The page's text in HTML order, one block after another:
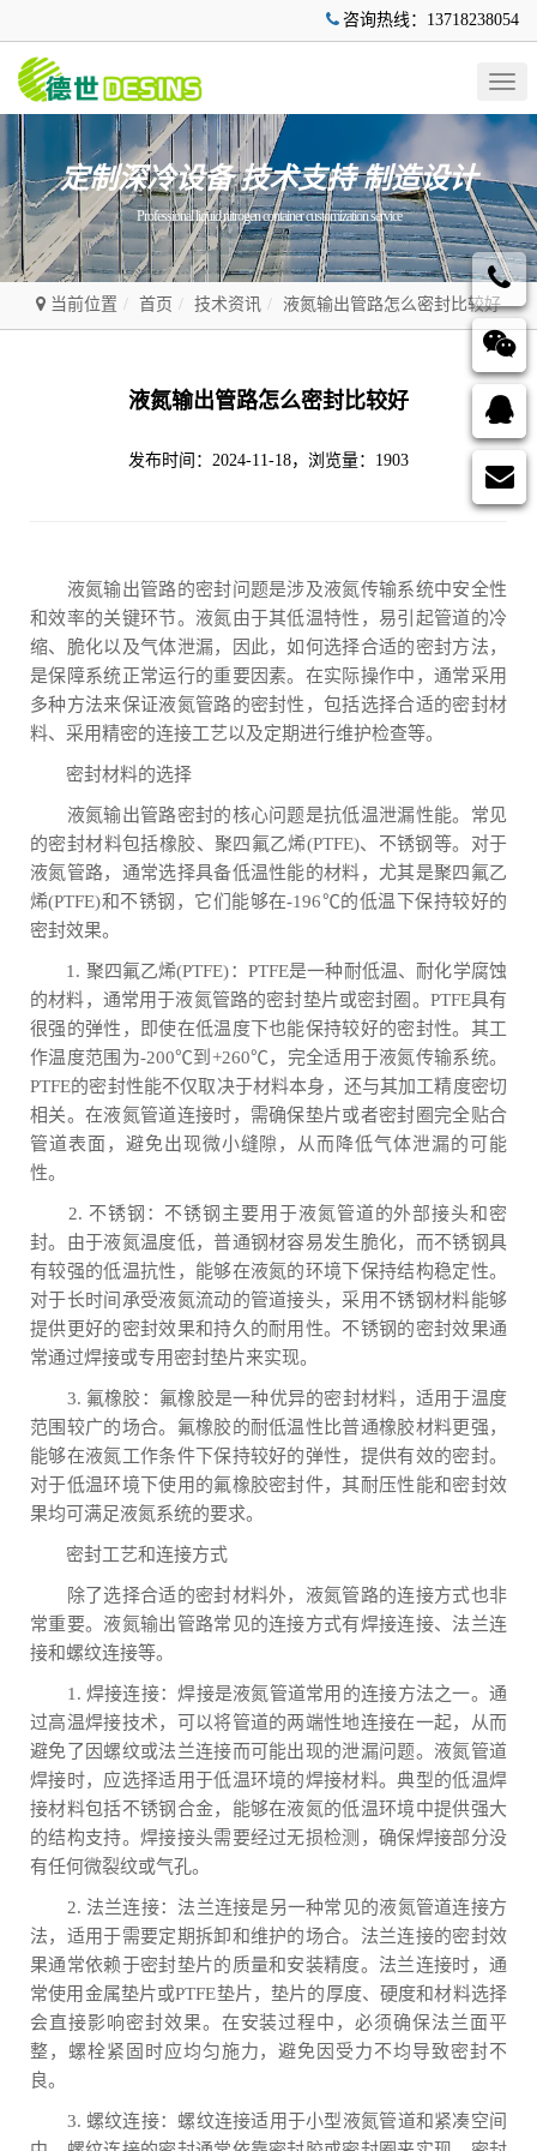
咨询热线：13718238054
定制深冷设备 技术支持 制造设计
Professional liquid nitrogen container customization service
当前位置 首页 技术资讯 液氮输出管路怎么密封比较好
液氮输出管路怎么密封比较好
发布时间：2024-11-18，浏览量：1903
液氮输出管路的密封问题是涉及液氮传输系统中安全性
和效率的关键环节。液氮由于其低温特性，易引起管道的冷
缩、脆化以及气体泄漏，因此，如何选择合适的密封方法，
是保障系统正常运行的重要因素。在实际操作中，通常采用
多种方法来保证液氮管路的密封性，包括选择合适的密封材
料、采用精密的连接工艺以及定期进行维护检查等。
密封材料的选择
液氮输出管路密封的核心问题是抗低温泄漏性能。常见
的密封材料包括橡胶、聚四氟乙烯(PTFE)、不锈钢等。对于
液氮管路，通常选择具备低温性能的材料，尤其是聚四氟乙
烯(PTFE)和不锈钢，它们能够在-196℃的低温下保持较好的
密封效果。
1. 聚四氟乙烯(PTFE)：PTFE是一种耐低温、耐化学腐蚀
的材料，通常用于液氮管路的密封垫片或密封圈。PTFE具有
很强的弹性，即使在低温度下也能保持较好的密封性。其工
作温度范围为-200℃到+260℃，完全适用于液氮传输系统。
PTFE的密封性能不仅取决于材料本身，还与其加工精度密切
相关。在液氮管道连接时，需确保垫片或者密封圈完全贴合
管道表面，避免出现微小缝隙，从而降低气体泄漏的可能
性。
2. 不锈钢：不锈钢主要用于液氮管道的外部接头和密
封。由于液氮温度低，普通钢材容易发生脆化，而不锈钢具
有较强的低温抗性，能够在液氮的环境下保持结构稳定性。
对于长时间承受液氮流动的管道接头，采用不锈钢材料能够
提供更好的密封效果和持久的耐用性。不锈钢的密封效果通
常通过焊接或专用密封垫片来实现。
3. 氟橡胶：氟橡胶是一种优异的密封材料，适用于温度
范围较广的场合。氟橡胶的耐低温性比普通橡胶材料更强，
能够在液氮工作条件下保持较好的弹性，提供有效的密封。
对于低温环境下使用的氟橡胶密封件，其耐压性能和密封效
果均可满足液氮系统的要求。
密封工艺和连接方式
除了选择合适的密封材料外，液氮管路的连接方式也非
常重要。液氮输出管路常见的连接方式有焊接连接、法兰连
接和螺纹连接等。
1. 焊接连接：焊接是液氮管道常用的连接方法之一。通
过高温焊接技术，可以将管道的两端性地连接在一起，从而
避免了因螺纹或法兰连接而可能出现的泄漏问题。液氮管道
焊接时，应选择适用于低温环境的焊接材料。典型的低温焊
接材料包括不锈钢合金，能够在液氮的低温环境中提供强大
的结构支持。焊接接头需要经过无损检测，确保焊接部分没
有任何微裂纹或气孔。
2. 法兰连接：法兰连接是另一种常见的液氮管道连接方
法，适用于需要定期拆卸和维护的场合。法兰连接的密封效
果通常依赖于密封垫片的质量和安装精度。法兰连接时，通
常使用金属垫片或PTFE垫片，垫片的厚度、硬度和材料选择
会直接影响密封效果。在安装过程中，必须确保法兰面平
整，螺栓紧固时应均匀施力，避免因受力不均导致密封不
良。
3. 螺纹连接：螺纹连接适用于小型液氮管道和紧凑空间